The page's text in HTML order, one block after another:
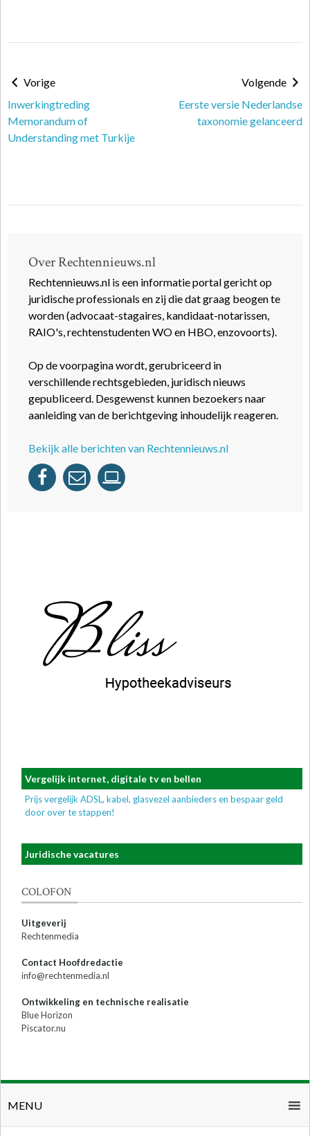
Vorige
Inwerkingtreding
Memorandum of
Understanding met Turkije
Volgende
Eerste versie Nederlandse
taxonomie gelanceerd
Over Rechtennieuws.nl
Rechtennieuws.nl is een informatie portal gericht op
juridische professionals en zij die dat graag beogen te
worden (advocaat-stagaires, kandidaat-notarissen,
RAIO's, rechtenstudenten WO en HBO, enzovoorts).
Op de voorpagina wordt, gerubriceerd in
verschillende rechtsgebieden, juridisch nieuws
gepubliceerd. Desgewenst kunnen bezoekers naar
aanleiding van de berichtgeving inhoudelijk reageren.
Bekijk alle berichten van Rechtennieuws.nl
Vergelijk internet, digitale tv en bellen
Prijs vergelijk ADSL, kabel, glasvezel aanbieders en bespaar geld
door over te stappen!
Juridische vacatures
COLOFON
Uitgeverij
Rechtenmedia
Contact Hoofdredactie
info@rechtenmedia.nl
Ontwikkeling en technische realisatie
Blue Horizon
Piscator.nu
MENU